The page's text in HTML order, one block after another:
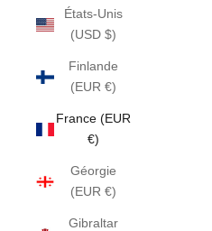
États-Unis
(USD $)
Finlande
(EUR €)
France (EUR
€)
Géorgie
(EUR €)
Gibraltar